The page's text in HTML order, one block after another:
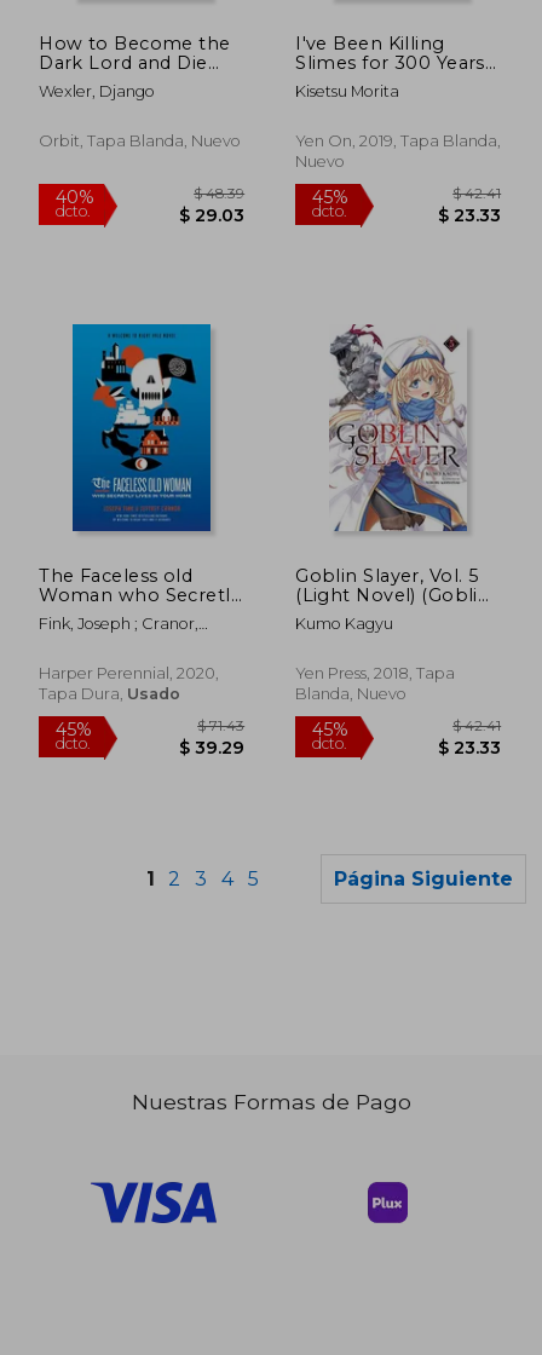
dcto.
40%
dcto.
dcto. $ 24.47 dcto.
How to Become the
Dark Lord and Die
Trying (en Inglés)
Wexler, Django
Orbit, Tapa Blanda, Nuevo
I've Been Killing
Slimes for 300 Years
and Maxed out my
Level, Vol. 4 (en
Kisetsu Morita
Yen On, 2019, Tapa Blanda,
Nuevo
The Faceless old
Woman who Secretly
Lives in Your Home: A
Welcome to Night
Fink, Joseph ; Cranor,
Harper Perennial, 2020,
Tapa Dura, Usado
Goblin Slayer, Vol. 5
(Light Novel) (Goblin
Slayer (Light Novel))
(en Inglés)
Kumo Kagyu
Yen Press, 2018, Tapa
Blanda, Nuevo
1 2 3 4 5 Página Siguiente
Nuestras Formas de Pago